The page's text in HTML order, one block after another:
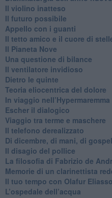
​Il violino inatteso
​Il futuro possibile
​Appello con i guanti
​Il tetto amico e il cuore di
​Il Pianeta Nove
​Una questione di bilance
​Il ventilatore invidioso
​Dietro le quinte
​Teoria eliocentrica del dolore
In viaggio nell’Hypermaremma
​Escher il dialogico
​Viaggio tra terme e maschere
Il telefono derealizzato
​Di dicembre, di mani, di gospel
​Il disagio del pollice
​La filosofia di Fabrizio de
Memorie di un clarinettista
​Il tuo tempo con Olafur
​L’ospedale dell’acqua